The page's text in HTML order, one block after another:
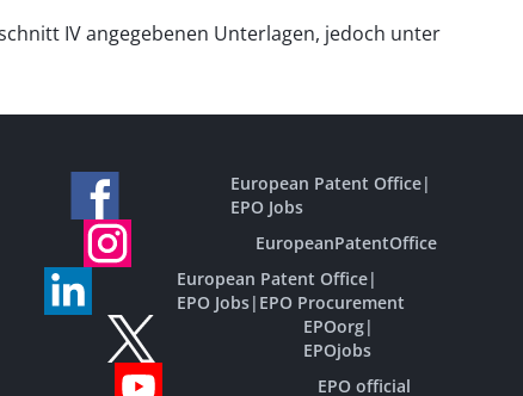
IV angegebenen Unterlagen, jedoch unter
European Patent Office|
EPO Jobs
EuropeanPatentOffice
European Patent Office|
EPO Jobs| EPO Procurement
EPOorg|
EPOjobs
EPO official